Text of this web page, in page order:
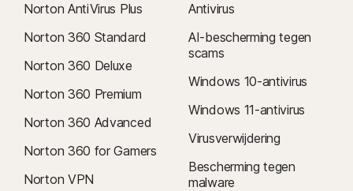
Norton AntiVirus Plus
Norton 360 Standard
Norton 360 Deluxe
Norton 360 Premium
Norton 360 Advanced
Norton 360 for Gamers
Norton VPN
Antivirus
AI-bescherming tegen
scams
Windows 10-antivirus
Windows 11-antivirus
Virusverwijdering
Bescherming tegen
malware